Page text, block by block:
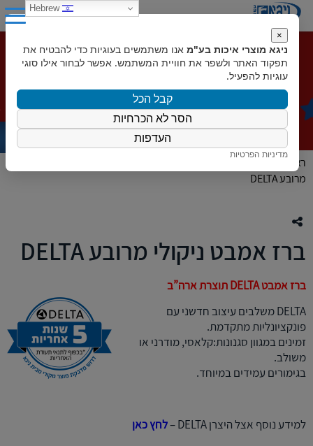
ברז אמבט ניקולי מרובע DELTA
ראשי
מרובע DELTA
ברז אמבט ניקולי מרובע DELTA
ברז אמבט DELTA תוצרת ארה”ב
DELTA משלבים עיצוב חדשני עם
פונקציונליות מתקדמת.
זמינים במגוון סגנונות:קלאסי, מודרני או
משולב.
בגימורים עמידים במיוחד.
למידע נוסף אצל היצרן DELTA – לחץ כאן
×
ניגא מוצרי איכות בע"מ אנו משתמשים בעוגיות כדי להבטיח את
תפקוד האתר ולשפר את חוויית המשתמש. אפשר לבחור אילו סוגי
עוגיות להפעיל.
קבל הכל
הסר לא הכרחיות
העדפות
מדיניות הפרטיות
Hebrew